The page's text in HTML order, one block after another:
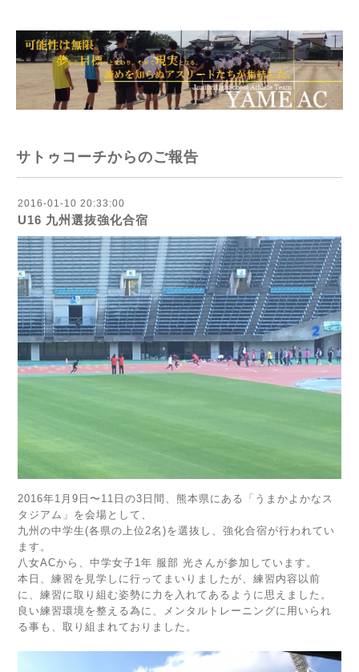
サトゥコーチからのご報告
2016-01-10 20:33:00
U16 九州選抜強化合宿
2016年1月9日〜11日の3日間、熊本県にある「うまかよかなス
タジアム」を会場として、
九州の中学生(各県の上位2名)を選抜し、強化合宿が行われてい
ます。
八女ACから、中学女子1年 服部 光さんが参加しています。
本日、練習を見学しに行ってまいりましたが、練習内容以前
に、練習に取り組む姿勢に力を入れてあるように思えました。
良い練習環境を整える為に、メンタルトレーニングに用いられ
る事も、取り組まれておりました。